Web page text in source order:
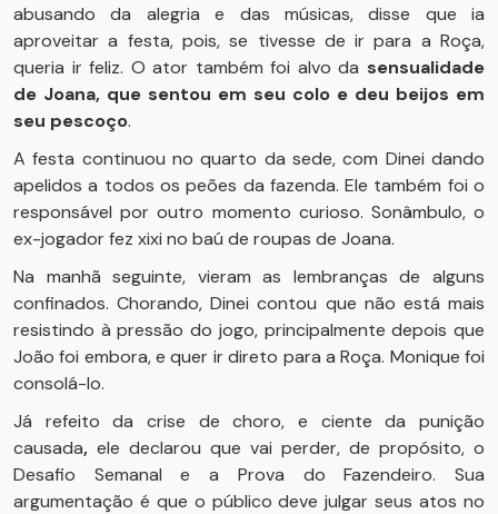
abusando da alegria e das músicas, disse que ia
aproveitar a festa, pois, se tivesse de ir para a Roça,
queria ir feliz. O ator também foi alvo da sensualidade
de Joana, que sentou em seu colo e deu beijos em
seu pescoço.
A festa continuou no quarto da sede, com Dinei dando
apelidos a todos os peões da fazenda. Ele também foi o
responsável por outro momento curioso. Sonâmbulo, o
ex-jogador fez xixi no baú de roupas de Joana.
Na manhã seguinte, vieram as lembranças de alguns
confinados. Chorando, Dinei contou que não está mais
resistindo à pressão do jogo, principalmente depois que
João foi embora, e quer ir direto para a Roça. Monique foi
consolá-lo.
Já refeito da crise de choro, e ciente da punição
causada, ele declarou que vai perder, de propósito, o
Desafio Semanal e a Prova do Fazendeiro. Sua
argumentação é que o público deve julgar seus atos no